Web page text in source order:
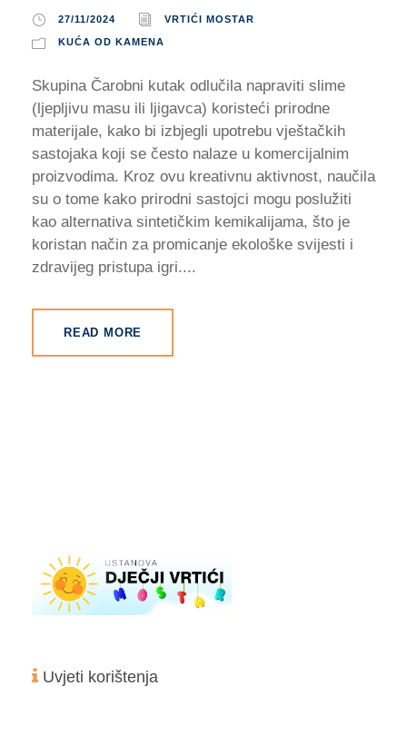
27/11/2024 VRTIĆI MOSTAR
KUĆA OD KAMENA
Skupina Čarobni kutak odlučila napraviti slime
(ljepljivu masu ili ljigavca) koristeći prirodne
materijale, kako bi izbjegli upotrebu vještačkih
sastojaka koji se često nalaze u komercijalnim
proizvodima. Kroz ovu kreativnu aktivnost, naučila
su o tome kako prirodni sastojci mogu poslužiti
kao alternativa sintetičkim kemikalijama, što je
koristan način za promicanje ekološke svijesti i
zdravijeg pristupa igri....
READ MORE
Uvjeti korištenja